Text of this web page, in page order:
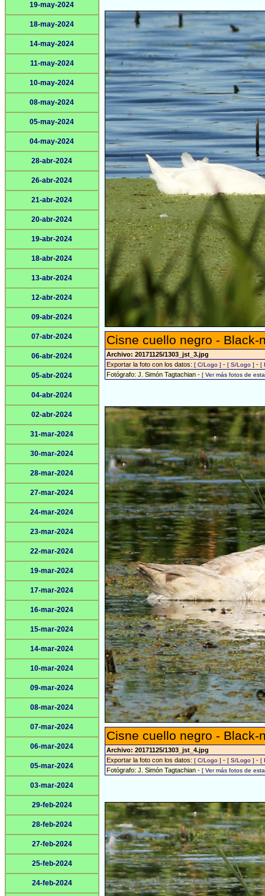
19-may-2024
18-may-2024
14-may-2024
11-may-2024
10-may-2024
08-may-2024
05-may-2024
04-may-2024
28-abr-2024
26-abr-2024
21-abr-2024
20-abr-2024
19-abr-2024
18-abr-2024
13-abr-2024
12-abr-2024
09-abr-2024
07-abr-2024
06-abr-2024
05-abr-2024
04-abr-2024
02-abr-2024
31-mar-2024
30-mar-2024
28-mar-2024
27-mar-2024
24-mar-2024
23-mar-2024
22-mar-2024
19-mar-2024
17-mar-2024
16-mar-2024
15-mar-2024
14-mar-2024
10-mar-2024
09-mar-2024
08-mar-2024
07-mar-2024
06-mar-2024
05-mar-2024
03-mar-2024
29-feb-2024
28-feb-2024
27-feb-2024
25-feb-2024
24-feb-2024
Cisne cuello negro -
Archivo: 20171125/1303_jst_3.jpg
Exportar la foto con los datos: [ C/Logo ] - [ S/Logo ] - [
Fotógrafo: J. Simón Tagtachian - [ Ver más fotos de
Cisne cuello negro -
Archivo: 20171125/1303_jst_4.jpg
Exportar la foto con los datos: [ C/Logo ] - [ S/Logo ] - [
Fotógrafo: J. Simón Tagtachian - [ Ver más fotos de